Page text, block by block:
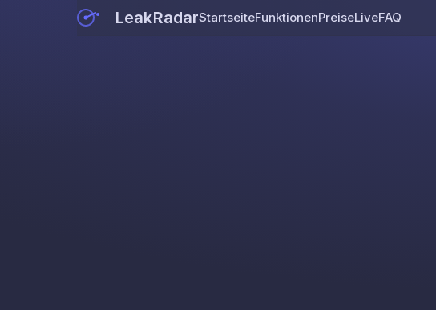
LeakRadarStartseiteFunktionenPreiseLiveFAQ